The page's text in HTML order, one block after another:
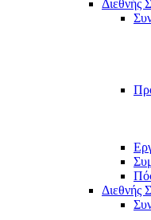
Διεθνής
Διεθνής